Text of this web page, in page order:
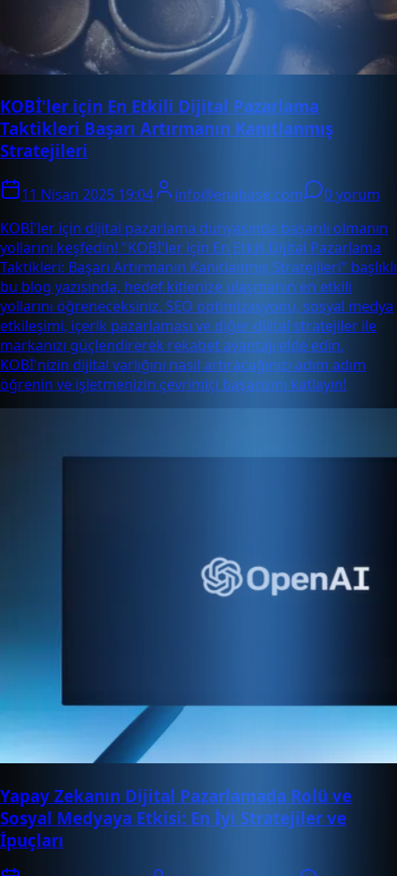
KOBİ'ler için En Etkili Dijital Pazarlama
Taktikleri Başarı Artırmanın Kanıtlanmış
Stratejileri
11 Nisan 2025 19:04 info@enabase.com
0 yorum
KOBİ'ler için dijital pazarlama dünyasında başarılı olmanın
yollarını keşfedin! "KOBİ'ler için En Etkili Dijital Pazarlama
Taktikleri: Başarı Artırmanın Kanıtlanmış Stratejileri" başlıklı
bu blog yazısında, hedef kitlenize ulaşmanın en etkili
yollarını öğreneceksiniz. SEO optimizasyonu, sosyal medya
etkileşimi, içerik pazarlaması ve diğer dijital stratejiler ile
markanızı güçlendirerek rekabet avantajı elde edin.
KOBİ'nizin dijital varlığını nasıl artıracağınızı adım adım
öğrenin ve işletmenizin çevrimiçi başarısını katlayın!
Yapay Zekanın Dijital Pazarlamada Rolü ve
Sosyal Medyaya Etkisi: En İyi Stratejiler ve
İpuçları